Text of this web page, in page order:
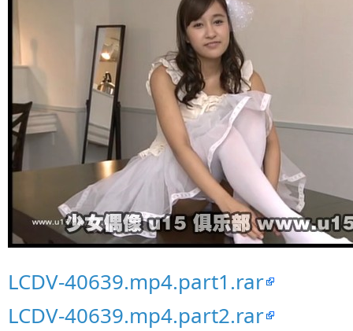
LCDV-40639.mp4.part1.rar
LCDV-40639.mp4.part2.rar